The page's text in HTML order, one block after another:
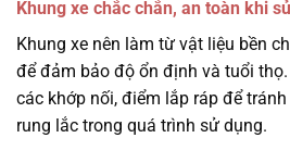
Khung xe chắc chắn, an toàn khi
Khung xe nên làm từ vật liệu bền
để đảm bảo độ ổn định và tuổi
các khớp nối, điểm lắp ráp để
rung lắc trong quá trình sử dụng.